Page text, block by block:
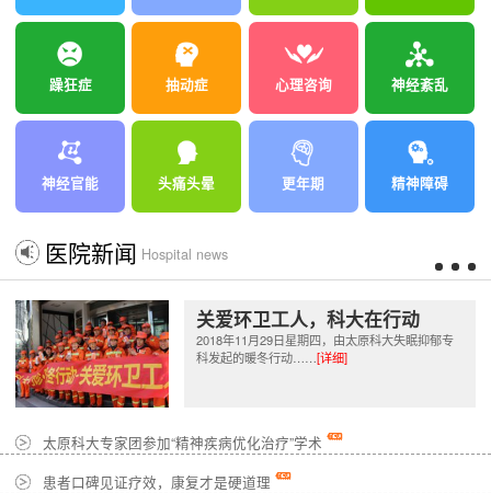
躁狂症 抽动症 心理咨询 神经紊乱
神经官能 头痛头晕 更年期 精神障碍
医院新闻 Hospital news
关爱环卫工人，科大在行动
2018年11月29日星期四，由太原科大失眠抑郁专
科发起的暖冬行动……[详细]
太原科大专家团参加“精神疾病优化治疗”学术
患者口碑见证疗效，康复才是硬道理